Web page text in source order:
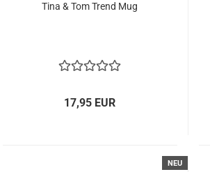
Tina & Tom Trend Mug
17,95 EUR
NEU